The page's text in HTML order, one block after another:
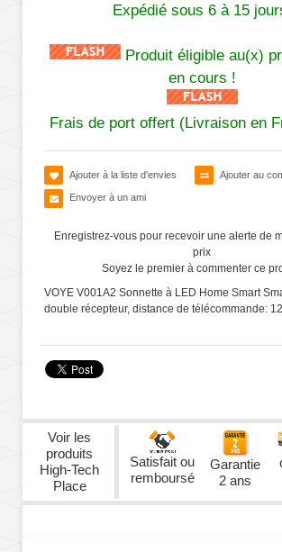
Expédié sous 6 à 15
Produit éligible au(x)
en cours !
Frais de port offert (Livraison en
Ajouter à la liste d'envies Ajouter au
Envoyer à un ami
Enregistrez-vous pour recevoir une alerte de
prix
Soyez le premier à commenter ce
VOYE V001A2 Sonnette à LED Home Smart
double récepteur, distance de télécommande:
Voir les
produits
High-Tech
Place
Satisfait ou
remboursé
Garantie
2 ans